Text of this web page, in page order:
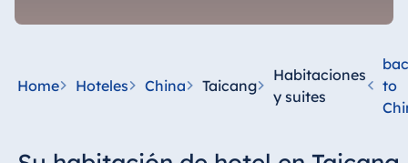
Hotel Bad
Wildungen
Home Hoteles China Taicang
Habitaciones
y suites
to